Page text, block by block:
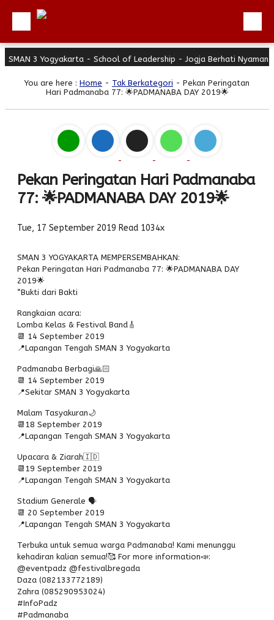
Beranda
Profil
Direktori
Keunggulan
Download
Link Referensi
PPDB
3 Yogyakarta - School of Leadership - Jogja Berhati Nyaman
You are here : Home - Tak Berkategori - Pekan Peringatan
Hari Padmanaba 77: 🌟PADMANABA DAY 2019🌟
Pekan Peringatan Hari Padmanaba
77: 🌟PADMANABA DAY 2019🌟
Tue, 17 September 2019 Read 1034x
SMAN 3 YOGYAKARTA MEMPERSEMBAHKAN:
Pekan Peringatan Hari Padmanaba 77: 🌟PADMANABA DAY
2019🌟
“Bukti dari Bakti
Rangkaian acara:
Lomba Kelas & Festival Band🎸
📆 14 September 2019
📍Lapangan Tengah SMAN 3 Yogyakarta
Padmanaba Berbagi🙏🏻
📆 14 September 2019
📍Sekitar SMAN 3 Yogyakarta
Malam Tasyakuran🌙
📆18 September 2019
📍Lapangan Tengah SMAN 3 Yogyakarta
Upacara & Ziarah🇮🇩
📆19 September 2019
📍Lapangan Tengah SMAN 3 Yogyakarta
Stadium Generale 🗣
📆 20 September 2019
📍Lapangan Tengah SMAN 3 Yogyakarta
Terbuka untuk semua warga Padmanaba! Kami menunggu
kehadiran kalian semua!🥰 For more information📣:
@eventpadz @festivalbregada
Daza (082133772189)
Zahra (085290953024)
#InfoPadz
#Padmanaba